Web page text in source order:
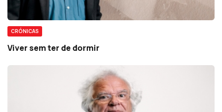
CRÓNICAS
Viver sem ter de dormir